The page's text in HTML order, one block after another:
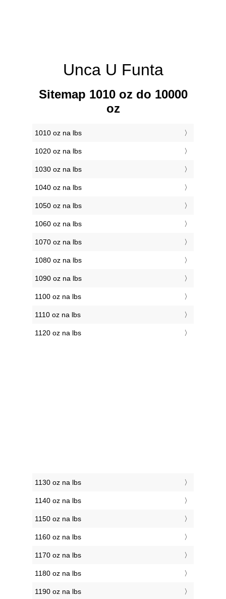
Unca U Funta
Sitemap 1010 oz do 10000
oz
1010 oz na lbs
1020 oz na lbs
1030 oz na lbs
1040 oz na lbs
1050 oz na lbs
1060 oz na lbs
1070 oz na lbs
1080 oz na lbs
1090 oz na lbs
1100 oz na lbs
1110 oz na lbs
1120 oz na lbs
1130 oz na lbs
1140 oz na lbs
1150 oz na lbs
1160 oz na lbs
1170 oz na lbs
1180 oz na lbs
1190 oz na lbs